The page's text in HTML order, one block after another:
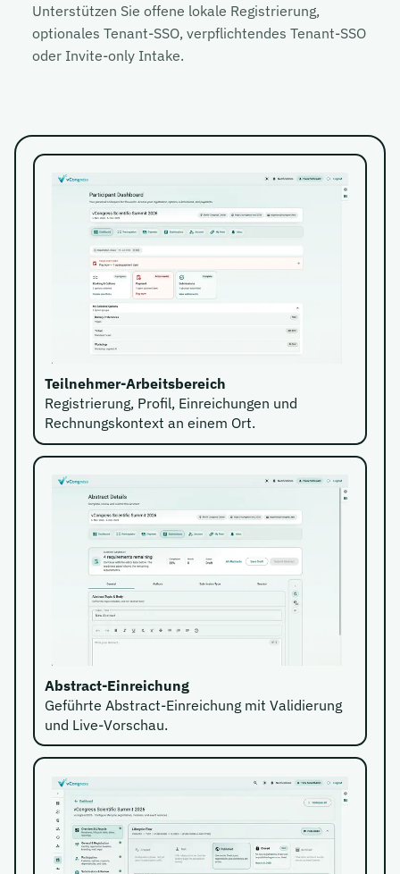
Unterstützen Sie offene lokale Registrierung,
optionales Tenant-SSO, verpflichtendes Tenant-SSO
oder Invite-only Intake.
Teilnehmer-Arbeitsbereich
Registrierung, Profil, Einreichungen und
Rechnungskontext an einem Ort.
Abstract-Einreichung
Geführte Abstract-Einreichung mit Validierung
und Live-Vorschau.